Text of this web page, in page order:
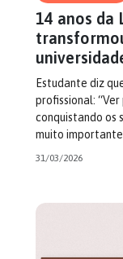
14 anos da
Estudante diz
profissional:
conquistando os
muito
31/03/2026